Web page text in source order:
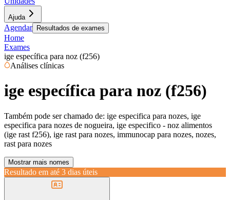
Ajuda
Agendar Resultados de exames
Home
Exames
ige específica para noz (f256)
Análises clínicas
ige específica para noz (f256)
Também pode ser chamado de: ige especifica para nozes, ige
especifica para nozes de nogueira, ige especifico - noz alimentos
(ige rast f256), ige rast para nozes, immunocap para nozes, nozes,
rast para nozes
Mostrar mais nomes
Resultado em até 3 dias úteis